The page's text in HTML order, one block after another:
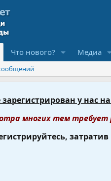
Что нового? Медиа
зарегистрирован у нас
многих тем требует